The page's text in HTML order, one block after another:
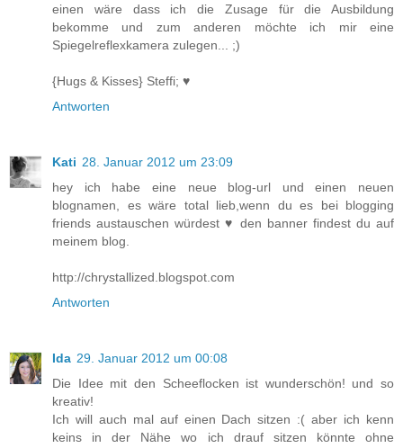
einen wäre dass ich die Zusage für die Ausbildung
bekomme und zum anderen möchte ich mir eine
Spiegelreflexkamera zulegen... ;)
{Hugs & Kisses} Steffi; ♥
Antworten
Kati 28. Januar 2012 um 23:09
hey ich habe eine neue blog-url und einen neuen
blognamen, es wäre total lieb,wenn du es bei blogging
friends austauschen würdest ♥ den banner findest du auf
meinem blog.
http://chrystallized.blogspot.com
Antworten
Ida 29. Januar 2012 um 00:08
Die Idee mit den Scheeflocken ist wunderschön! und so
kreativ!
Ich will auch mal auf einen Dach sitzen :( aber ich kenn
keins in der Nähe wo ich drauf sitzen könnte ohne